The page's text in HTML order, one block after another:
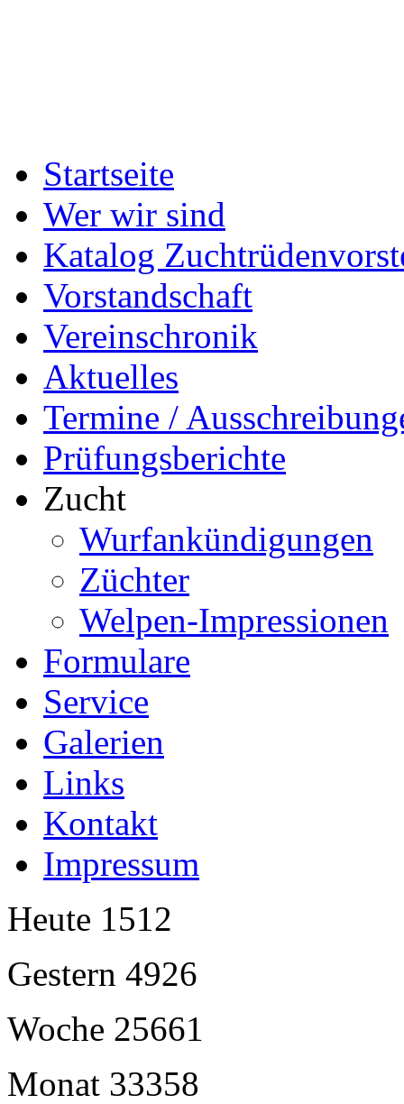
Startseite
Wer wir sind
Katalog
Vorstandschaft
Vereinschronik
Aktuelles
Termine /
Prüfungsberichte
Zucht
Wurfankündigungen
Züchter
Welpen-Impressionen
Formulare
Service
Galerien
Links
Kontakt
Impressum
Heute 1512
Gestern 4926
Woche 25661
Monat 33358